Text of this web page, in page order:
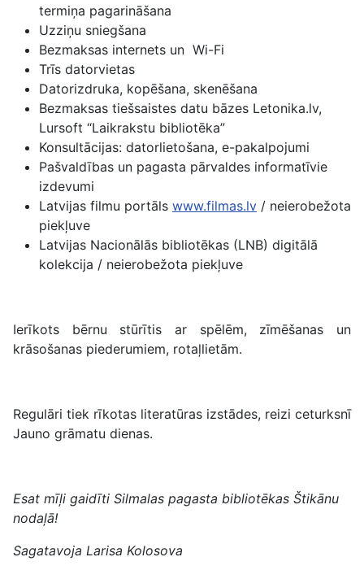
termiņa pagarināšana
Uzziņu sniegšana
Bezmaksas internets un Wi-Fi
Trīs datorvietas
Datorizdruka, kopēšana, skenēšana
Bezmaksas tiešsaistes datu bāzes Letonika.lv,
Lursoft “Laikrakstu bibliotēka”
Konsultācijas: datorlietošana, e-pakalpojumi
Pašvaldības un pagasta pārvaldes informatīvie
izdevumi
Latvijas filmu portāls www.filmas.lv / neierobežota
piekļuve
Latvijas Nacionālās bibliotēkas (LNB) digitālā
kolekcija / neierobežota piekļuve
Ierīkots bērnu stūrītis ar spēlēm, zīmēšanas un
krāsošanas piederumiem, rotaļlietām.
Regulāri tiek rīkotas literatūras izstādes, reizi ceturksnī
Jauno grāmatu dienas.
Esat mīļi gaidīti Silmalas pagasta bibliotēkas Štikānu
nodaļā!
Sagatavoja Larisa Kolosova